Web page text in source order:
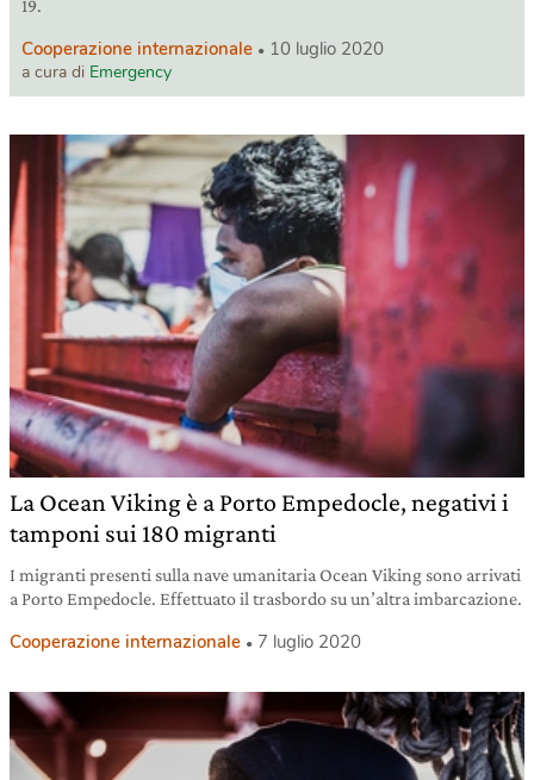
19.
Cooperazione internazionale 10 luglio 2020
a cura di Emergency
La Ocean Viking è a Porto Empedocle, negativi i
tamponi sui 180 migranti
I migranti presenti sulla nave umanitaria Ocean Viking sono arrivati
a Porto Empedocle. Effettuato il trasbordo su un’altra imbarcazione.
Cooperazione internazionale 7 luglio 2020